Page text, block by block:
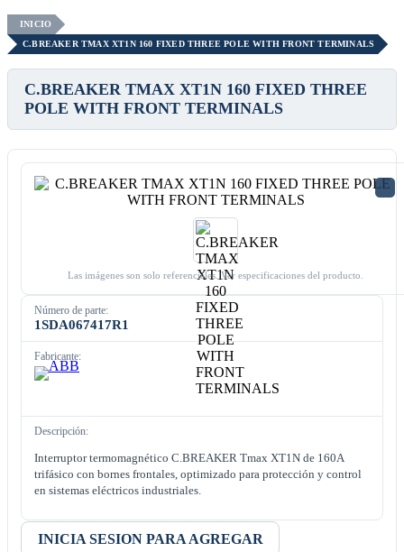
INICIO
C.BREAKER TMAX XT1N 160 FIXED THREE POLE WITH FRONT TERMINALS
C.BREAKER TMAX XT1N 160 FIXED THREE
POLE WITH FRONT TERMINALS
Las imágenes son solo referenciales. Ver especificaciones del producto.
Número de parte:
1SDA067417R1
Fabricante:
Descripción:
Interruptor termomagnético C.BREAKER Tmax XT1N de 160A
trifásico con bornes frontales, optimizado para protección y control
en sistemas eléctricos industriales.
INICIA SESION PARA AGREGAR